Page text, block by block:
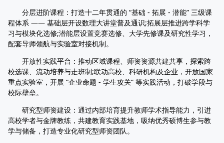
分层进阶课程：打造十二年贯通的 “基础 - 拓展 - 潜能” 三级课
程体系 —— 基础层开设数理大讲堂普及通识;拓展层推进跨学科学
习与模块化选修;潜能层设置竞赛选修、大学先修课及研究性学习，
配套导师领航与实验室对接机制。
开放性实践平台：推动区域课程、师资资源共建共享，探索跨
校选课、流动培养与走班制;联动高校、科研机构及企业，开放国家
重点实验室，开展 “企业命题 - 学生攻关” 等实践活动，打破学段与
校际壁垒。
研究型师资建设：通过内部培育提升教师学术指导能力，引进
高校学者与金牌教练，共建教育实践基地，吸纳优秀硕博生参与教
学与储备，打造专业化研究型师资团队。